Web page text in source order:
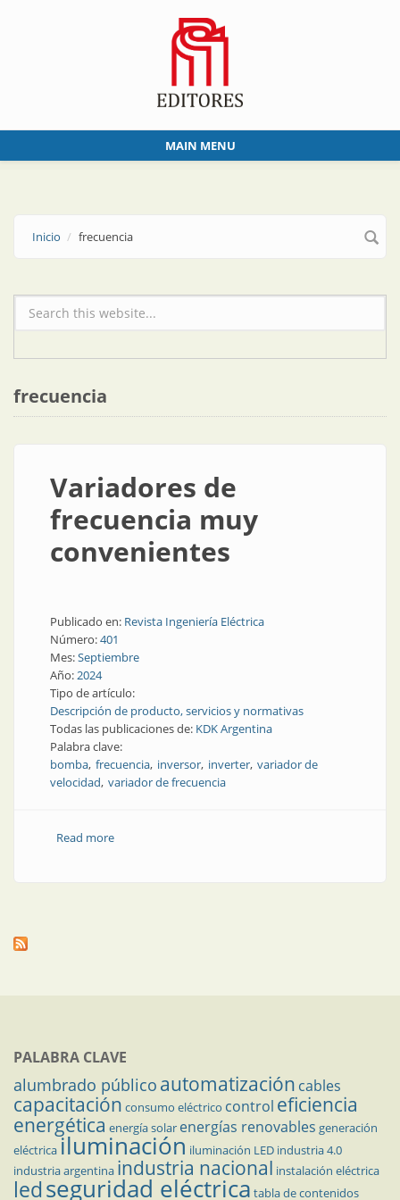
MAIN MENU
Inicio frecuencia
Formulario de búsqueda
frecuencia
Variadores de
frecuencia muy
convenientes
Publicado en: Revista Ingeniería Eléctrica
Número:401
Mes:Septiembre
Año:2024
Tipo de artículo:
Descripción de producto, servicios y normativas
Todas las publicaciones de: KDK Argentina
Palabra clave:
bomba frecuencia inversor inverter variador de
velocidad variador de frecuencia
Read moreabout Variadores de frecuencia muy convenientes
PALABRA CLAVE
alumbrado público automatización cables
capacitación consumo eléctrico control eficiencia
energética energía solar energías renovables generación
eléctricailuminación iluminación LED industria 4.0
industria argentina industria nacional instalación eléctrica
ledseguridad eléctrica tabla de contenidos